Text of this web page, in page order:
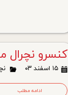
کنسرو نچرال
۱۵ اسفند ۰۳
ادامه مطلب